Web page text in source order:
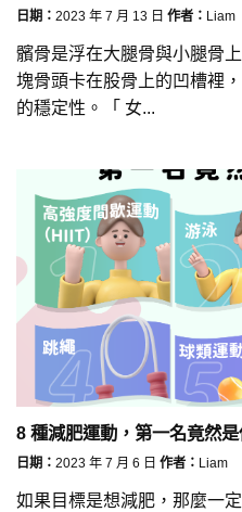
日期： 2023 年 7 月 13 日 作者： Liam
髕骨是浮在大腿骨與小腿骨
塊骨頭卡在股骨上的凹槽裡
的穩定性。「 女...
8 種減肥運動，第一名竟然是
日期： 2023 年 7 月 6 日 作者： Liam
如果目標是想減肥，那麼一